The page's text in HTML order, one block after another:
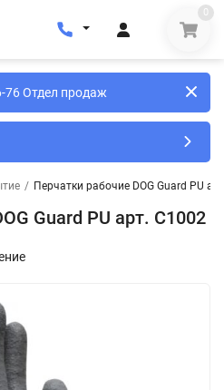
0
76 Отдел продаж
/ Перчатки рабочие DOG Guard PU
Guard PU арт. С1002